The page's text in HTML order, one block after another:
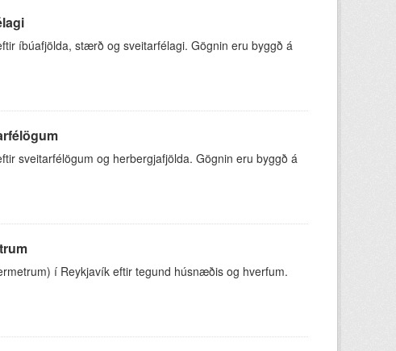
íbúafjölda, stærð og sveitarfélagi. Gögnin eru byggð á
sveitarfélögum og herbergjafjölda. Gögnin eru byggð á
í Reykjavík eftir tegund húsnæðis og hverfum.